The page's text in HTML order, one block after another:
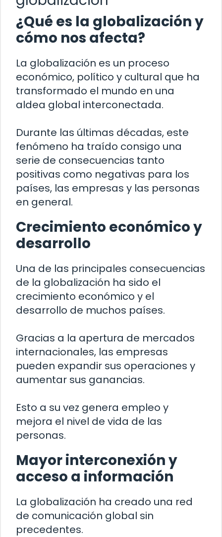
¿Qué es la globalización y
cómo nos afecta?
La globalización es un proceso
económico, político y cultural que ha
transformado el mundo en una
aldea global interconectada.
Durante las últimas décadas, este
fenómeno ha traído consigo una
serie de consecuencias tanto
positivas como negativas para los
países, las empresas y las personas
en general.
Crecimiento económico y
desarrollo
Una de las principales consecuencias
de la globalización ha sido el
crecimiento económico y el
desarrollo de muchos países.
Gracias a la apertura de mercados
internacionales, las empresas
pueden expandir sus operaciones y
aumentar sus ganancias.
Esto a su vez genera empleo y
mejora el nivel de vida de las
personas.
Mayor interconexión y
acceso a información
La globalización ha creado una red
de comunicación global sin
precedentes.